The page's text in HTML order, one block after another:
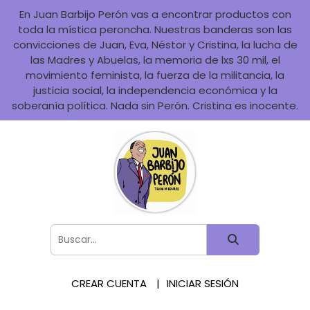
En Juan Barbijo Perón vas a encontrar productos con
toda la mística peroncha. Nuestras banderas son las
convicciones de Juan, Eva, Néstor y Cristina, la lucha de
las Madres y Abuelas, la memoria de lxs 30 mil, el
movimiento feminista, la fuerza de la militancia, la
justicia social, la independencia económica y la
soberanía política. Nada sin Perón. Cristina es inocente.
CREAR CUENTA INICIAR SESIÓN